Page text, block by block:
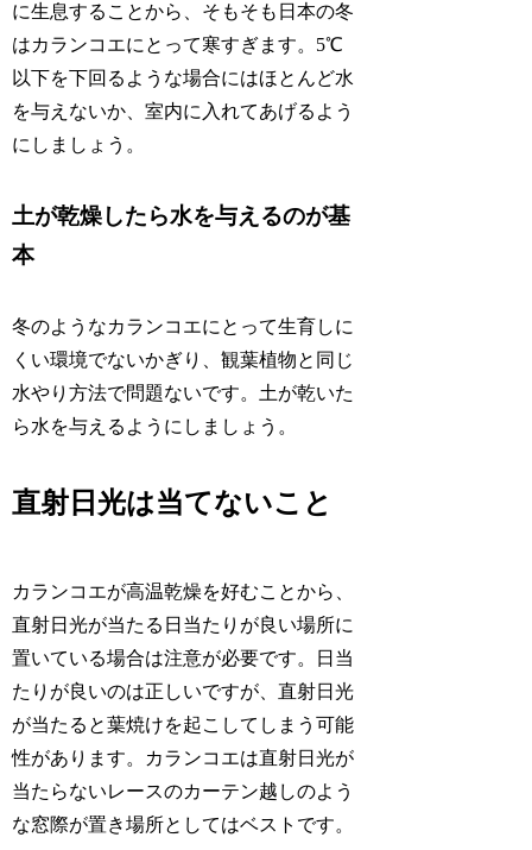
に生息することから、そもそも日本の冬
はカランコエにとって寒すぎます。5℃
以下を下回るような場合にはほとんど水
を与えないか、室内に入れてあげるよう
にしましょう。
土が乾燥したら水を与えるのが基
本
冬のようなカランコエにとって生育しに
くい環境でないかぎり、観葉植物と同じ
水やり方法で問題ないです。土が乾いた
ら水を与えるようにしましょう。
直射日光は当てないこと
カランコエが高温乾燥を好むことから、
直射日光が当たる日当たりが良い場所に
置いている場合は注意が必要です。日当
たりが良いのは正しいですが、直射日光
が当たると葉焼けを起こしてしまう可能
性があります。カランコエは直射日光が
当たらないレースのカーテン越しのよう
な窓際が置き場所としてはベストです。